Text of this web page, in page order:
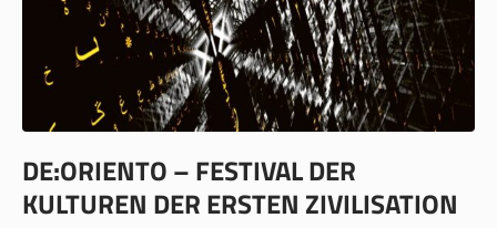
DE:ORIENTO – FESTIVAL DER
KULTUREN DER ERSTEN ZIVILISATION